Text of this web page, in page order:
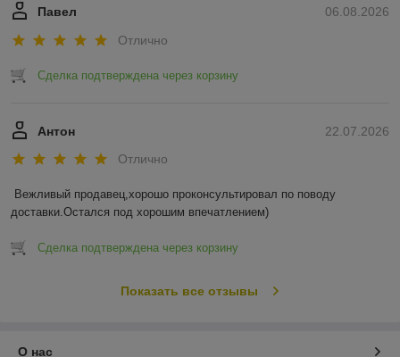
06.08.2026
Павел
Отлично
Сделка подтверждена через корзину
22.07.2026
Антон
Отлично
Вежливый продавец,хорошо проконсультировал по поводу
доставки.Остался под хорошим впечатлением)
Сделка подтверждена через корзину
Показать все отзывы
О нас